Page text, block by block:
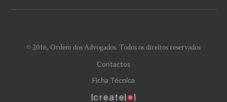
© 2016, Ordem dos Advogados. Todos os direitos reservados
Contactos
Ficha Técnica